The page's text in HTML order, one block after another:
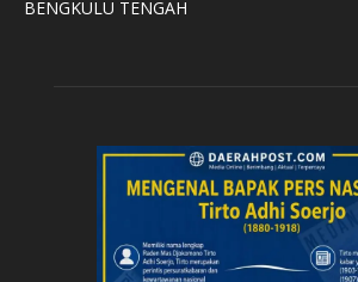
BENGKULU TENGAH